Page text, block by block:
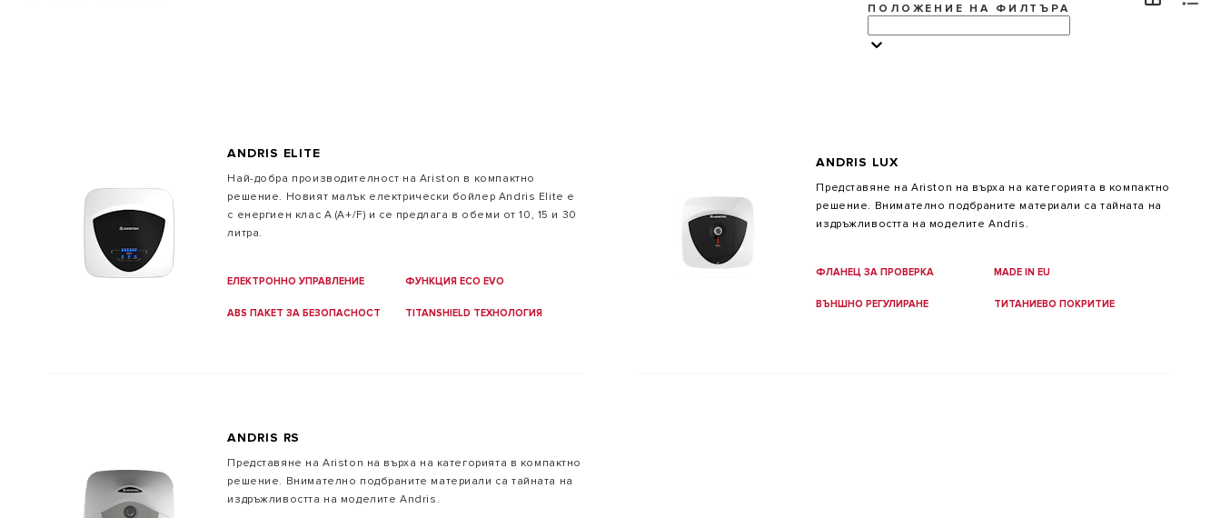
VISIT
ВСИЧКИ МОДЕЛИ НА БОЙЛЕРИ
Широката гама бойлери Ariston е проектирана да
осигури перфектната комбинация от висока
ефективност, енергоспестяване и италиански дизайн.
ПОЛОЖЕНИЕ НА ФИЛТЪРА
ANDRIS ELITE
Най-добра производителност на Ariston в компактно
решение. Новият малък електрически бойлер Andris Elite е
с енергиен клас А (A+/F) и се предлага в обеми от 10, 15 и 30
литра.
ЕЛЕКТРОННО УПРАВЛЕНИЕ ФУНКЦИЯ ECO EVO
ABS ПАКЕТ ЗА БЕЗОПАСНОСТ TITANSHIELD ТЕХНОЛОГИЯ
ANDRIS LUX
Представяне на Ariston на върха на категорията в компактно
решение. Внимателно подбраните материали са тайната на
издръжливостта на моделите Andris.
ФЛАНЕЦ ЗА ПРОВЕРКА MADE IN EU
ВЪНШНО РЕГУЛИРАНЕ ТИТАНИЕВО ПОКРИТИЕ
ANDRIS RS
Представяне на Ariston на върха на категорията в компактно
решение. Внимателно подбраните материали са тайната на
издръжливостта на моделите Andris.